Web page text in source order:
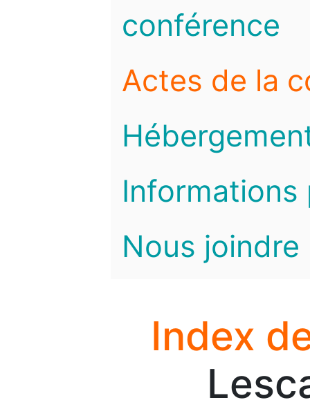
conférence
Actes de la
Informations
Nous joindre
Index